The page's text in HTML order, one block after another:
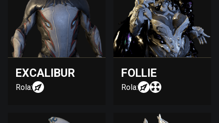
EXCALIBUR
Rola:
FOLLIE
Rola: